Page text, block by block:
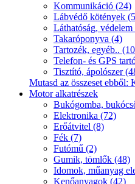
Kommunikáció (24)
Lábvédő kötények
Láthatóság, védelem
Takaróponyva (4)
Tartozék, egyéb..
Telefon- és GPS
Tisztító, ápolószer
Mutasd az összeset ebből:
Motor alkatrészek
Bukógomba,
Elektronika (72)
Erőátvitel (8)
Fék (7)
Futómű (2)
Gumik, tömlők (48)
Idomok, műanyag
Kenőanyagok (42)